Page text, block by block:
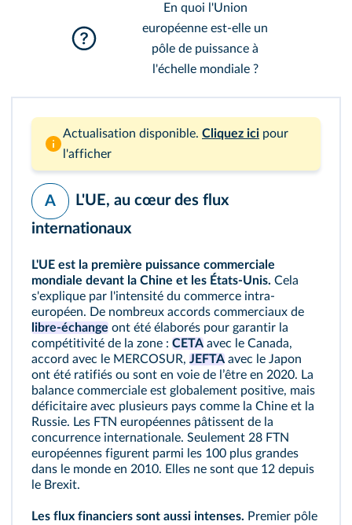
En quoi l'Union
européenne est-elle un
pôle de puissance à
l'échelle mondiale ?
Actualisation disponible. Cliquez ici pour
l'afficher
A
L'UE, au cœur des flux
internationaux
L'UE est la première puissance commerciale
mondiale devant la Chine et les États-Unis. Cela
s'explique par l'intensité du commerce intra-
européen. De nombreux accords commerciaux de
libre-échange ont été élaborés pour garantir la
compétitivité de la zone : CETA avec le Canada,
accord avec le MERCOSUR, JEFTA avec le Japon
ont été ratifiés ou sont en voie de lʼêtre en 2020. La
balance commerciale est globalement positive, mais
déficitaire avec plusieurs pays comme la Chine et la
Russie. Les FTN européennes pâtissent de la
concurrence internationale. Seulement 28 FTN
européennes figurent parmi les 100 plus grandes
dans le monde en 2010. Elles ne sont que 12 depuis
le Brexit.
Les flux financiers sont aussi intenses. Premier pôle